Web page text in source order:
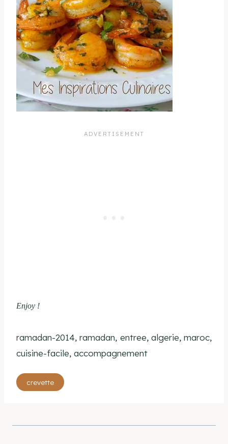
Enjoy !
ramadan-2014, ramadan, entree, algerie, maroc,
cuisine-facile, accompagnement
Étiquettes
de
publication :
crevette